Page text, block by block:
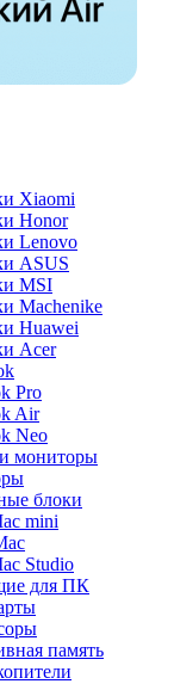
Xiaomi
Honor
Lenovo
ASUS
MSI
Machenike
Huawei
Acer
Pro
Air
Neo
мониторы
блоки
mini
Studio
для ПК
память